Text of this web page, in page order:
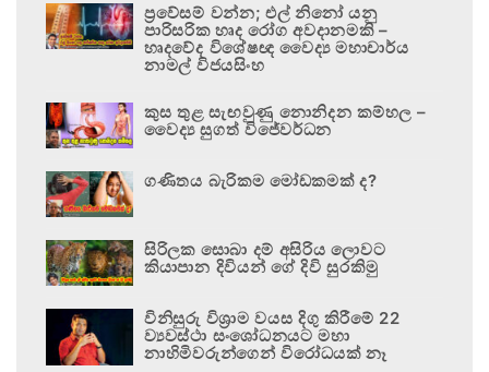
ප්‍රවේසම් වන්න; එල් නිනෝ යනු
පාරිසරික හෘද රෝග අවදානමකි –
හෘදවේද විශේෂඥ වෛද්‍ය මහාචාර්ය
නාමල් විජයසිංහ
කුස තුළ සැඟවුණු නොනිදන කම්හල –
වෛද්‍ය සුගත් විජේවර්ධන
ගණිතය බැරිකම මෝඩකමක් ද?
සිරිලක සොබා දම් අසිරිය ලොවට
කියාපාන දිවියන් ගේ දිවි සුරකිමු
විනිසුරු විශ්‍රාම වයස දිගු කිරීමේ 22
ව්‍යවස්ථා සංශෝධනයට මහා
නාහිමිවරුන්ගෙන් විරෝධයක් නෑ